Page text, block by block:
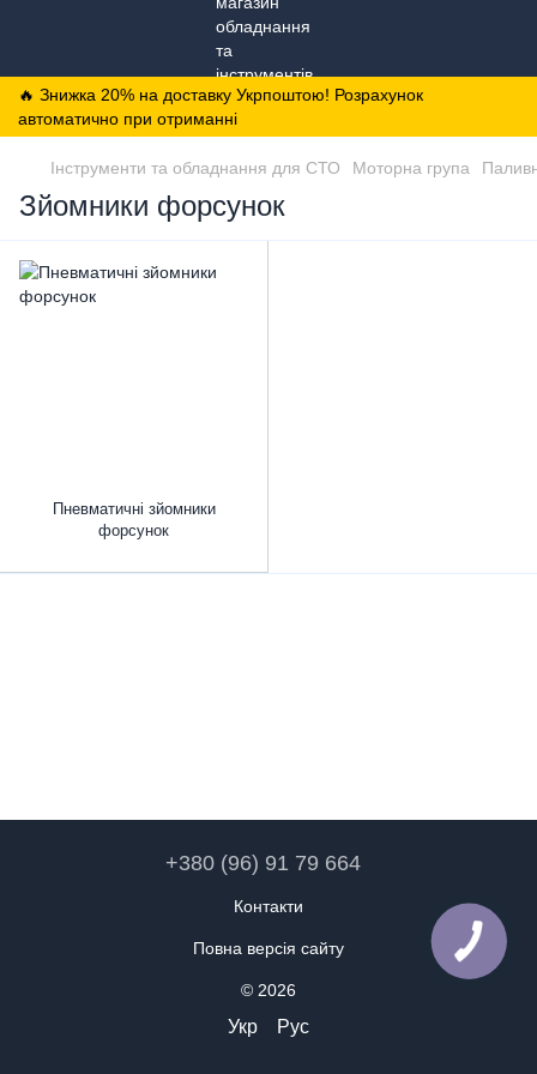
🔥 Знижка 20% на доставку Укрпоштою! Розрахунок
автоматично при отриманні
Інструменти та обладнання для СТО Моторна група
Зйомники форсунок
Пневматичні зйомники
форсунок
+380 (96) 91 79 664
Контакти
Повна версія сайту
© 2026
Укр Рус